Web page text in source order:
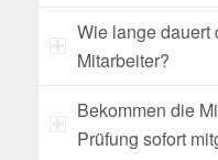
Wie lange dauert
Mitarbeiter?
Bekommen die
Prüfung sofort